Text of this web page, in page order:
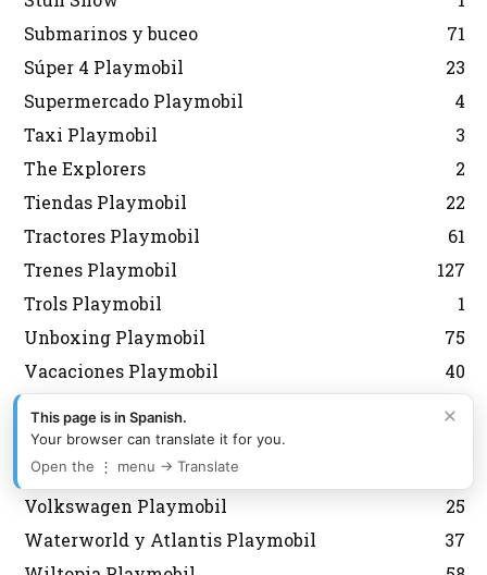
Submarinos y buceo
71
Súper 4 Playmobil
23
Supermercado Playmobil
4
Taxi Playmobil
3
The Explorers
2
Tiendas Playmobil
22
Tractores Playmobil
61
Trenes Playmobil
127
Trols Playmobil
1
Unboxing Playmobil
75
Vacaciones Playmobil
40
Verano y Playa Playmobil
Veterinario Playmobil
Volkswagen Playmobil
25
Waterworld y Atlantis Playmobil
37
×
This page is in Spanish.
Your browser can translate it for you.
Open the ⋮ menu → Translate